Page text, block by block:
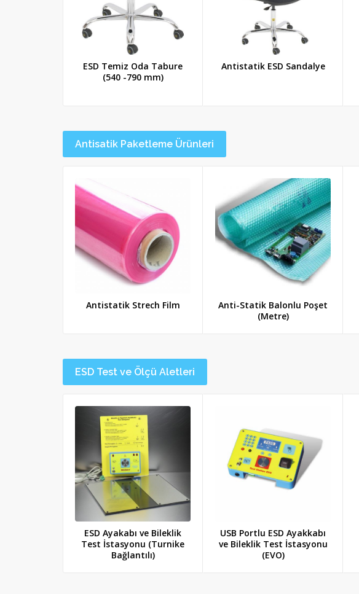
ESD Temiz Oda Tabure
(540 -790 mm)
Antistatik ESD Sandalye
Antisatik Paketleme Ürünleri
Antistatik Strech Film
Anti-Statik Balonlu Poşet
(Metre)
ESD Test ve Ölçü Aletleri
ESD Ayakabı ve Bileklik
Test İstasyonu (Turnike
Bağlantılı)
USB Portlu ESD Ayakkabı
ve Bileklik Test İstasyonu
(EVO)